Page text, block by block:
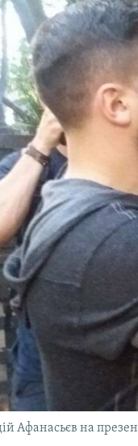
Афанасьєв на